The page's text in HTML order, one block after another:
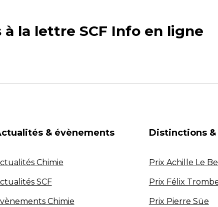
à la lettre SCF Info en ligne
& évènements
Chimie
SCF
Chimie
Distinctions
Prix Achille Le Bel
Prix Félix
Prix Pierre Süe